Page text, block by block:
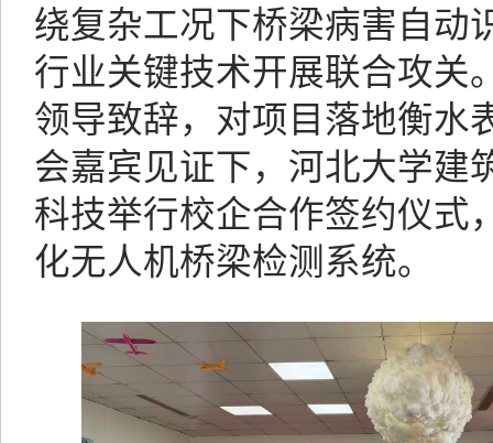
绕复杂工况下桥梁病害自动
行业关键技术开展联合攻关
领导致辞，对项目落地衡水
会嘉宾见证下，河北大学建
科技举行校企合作签约仪式
化无人机桥梁检测系统。